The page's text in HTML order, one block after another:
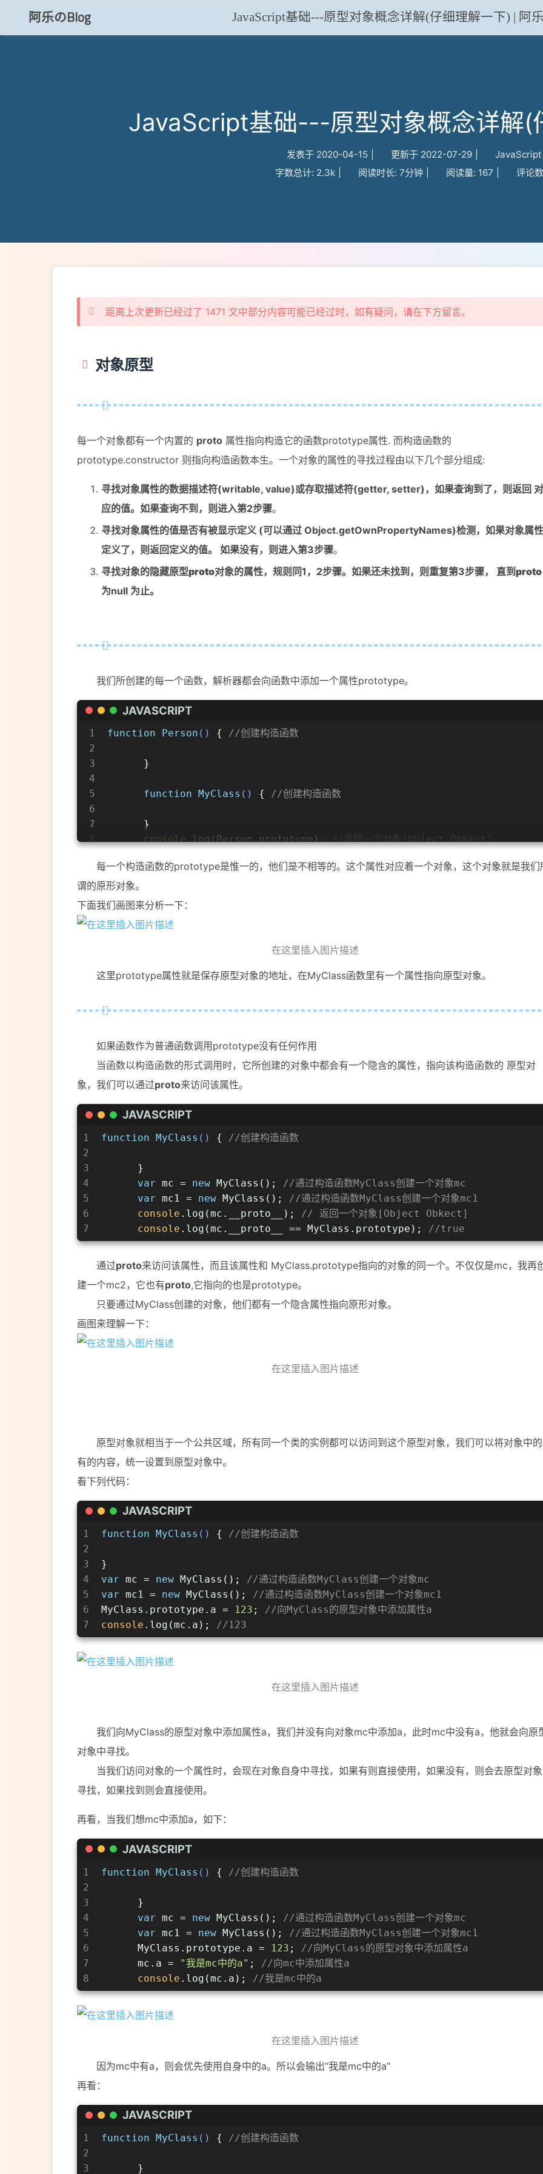
阿乐のBlog JavaScript基础---原型对象概念详解(仔细理解一下) | 阿
JavaScript基础---原型对象概念详解(
发表于 2020-04-15 更新于 2022-07-29
JavaScript
字数总计: 2.3k 阅读时长: 7分钟 阅读量: 167 评论
距离上次更新已经过了 1471 文中部分内容可能已经过时，如有疑问，请在下方留言。
对象原型
每一个对象都有一个内置的 proto 属性指向构造它的函数prototype属性. 而构造函数的
prototype.constructor 则指向构造函数本生。一个对象的属性的寻找过程由以下几个部分组成:
寻找对象属性的数据描述符(writable, value)或存取描述符(getter, setter)，如果查询到了，则返回 对
应的值。如果查询不到，则进入第2步骤。
寻找对象属性的值是否有被显示定义 (可以通过 Object.getOwnPropertyNames)检测，如果对象属性
定义了，则返回定义的值。 如果没有，则进入第3步骤。
寻找对象的隐藏原型proto对象的属性，规则同1，2步骤。如果还未找到，则重复第3步骤， 直到proto
为null 为止。
我们所创建的每一个函数，解析器都会向函数中添加一个属性prototype。
JAVASCRIPT
1
2
3
4
5
6
7
8
function Person ( ) { //创建构造函数
      }
function MyClass ( ) { //创建构造函数
      }
console.log(Person.prototype); //返回一个对象[Object Obkect]
console.log(MyClass.prototype == Person.prototype); //false
每一个构造函数的prototype是惟一的，他们是不相等的。这个属性对应着一个对象，这个对象就是我们
谓的原形对象。
下面我们画图来分析一下：
在这里插入图片描述
这里prototype属性就是保存原型对象的地址，在MyClass函数里有一个属性指向原型对象。
如果函数作为普通函数调用prototype没有任何作用
当函数以构造函数的形式调用时，它所创建的对象中都会有一个隐含的属性，指向该构造函数的 原型对
象，我们可以通过proto来访问该属性。
JAVASCRIPT
1
2
3
4
5
6
7
function MyClass ( ) { //创建构造函数
      }
var mc = new MyClass();
//通过构造函数MyClass创建一个对象mc
var mc1 = new MyClass();
//通过构造函数MyClass创建一个对象mc1
console .log(mc.__proto__);
// 返回一个对象[Object Obkect]
console .log(mc.__proto__ == MyClass.prototype); //true
通过proto来访问该属性，而且该属性和 MyClass.prototype指向的对象的同一个。不仅仅是mc，我再
建一个mc2，它也有proto,它指向的也是prototype。
只要通过MyClass创建的对象，他们都有一个隐含属性指向原形对象。
画图来理解一下：
在这里插入图片描述
原型对象就相当于一个公共区域，所有同一个类的实例都可以访问到这个原型对象，我们可以将对象中
有的内容，统一设置到原型对象中。
看下列代码：
JAVASCRIPT
1
2
3
4
5
6
7
function MyClass ( ) { //创建构造函数
}
var mc = new MyClass(); //通过构造函数MyClass创建一个对象mc
var mc1 = new MyClass(); //通过构造函数MyClass创建一个对象mc1
MyClass.prototype.a =
123 ; //向MyClass的原型对象中添加属性a
console .log(mc.a); //123
在这里插入图片描述
我们向MyClass的原型对象中添加属性a，我们并没有向对象mc中添加a，此时mc中没有a，他就会向原
对象中寻找。
当我们访问对象的一个属性时，会现在对象自身中寻找，如果有则直接使用，如果没有，则会去原型对
寻找，如果找到则会直接使用。
再看，当我们想mc中添加a，如下：
JAVASCRIPT
1
2
3
4
5
6
7
8
function MyClass ( ) { //创建构造函数
      }
var mc = new MyClass();
//通过构造函数MyClass创建一个对象mc
var mc1 = new MyClass();
//通过构造函数MyClass创建一个对象mc1
      MyClass.prototype.a =
123 ;
//向MyClass的原型对象中添加属性a
      mc.a =
"我是mc中的a" ;
//向mc中添加属性a
console .log(mc.a); //我是mc中的a
在这里插入图片描述
因为mc中有a，则会优先使用自身中的a。所以会输出“我是mc中的a”
再看：
JAVASCRIPT
1
2
3
function MyClass ( ) { //创建构造函数
      }